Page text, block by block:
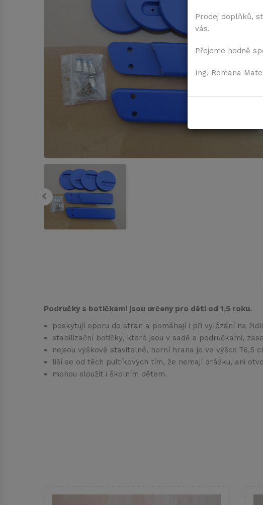
Područky s botičkami jsou určeny pro děti od 1,5 roku.
poskytují oporu do stran a pomáhají i při vylézání na
stabilizační botičky, které jsou v sadě s područkami,
nejsou výškově stavitelné, horní hrana je ve výšce 76,5
liší se od těch pultíkových tím, že nemají drážku, ani
mohou sloužit i školním dětem.
Prodej doplňků,
vás.
Přejeme hodně
Ing. Romana